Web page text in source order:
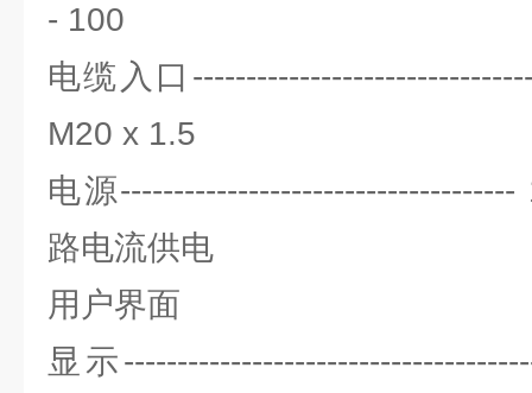
- 100
电缆入口
M20 x 1.5
电源
路电流供电
用户界面
显示